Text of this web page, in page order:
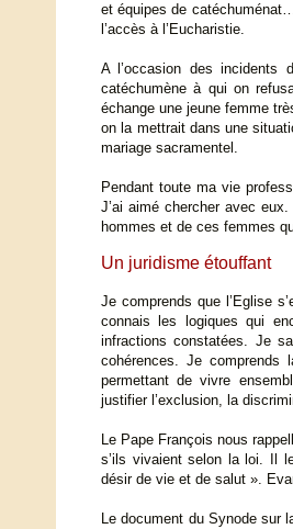
et équipes de
l’accès à l’Eucharistie.
A l’occasion des incidents
catéchumène à qui on
échange une jeune femme
on la mettrait dans une
mariage sacramentel.
Pendant toute ma vie
J’ai aimé chercher avec
hommes et de ces femmes
Un juridisme étouffant
Je comprends que l’Eglise
connais les logiques qui
infractions constatées. Je
cohérences. Je comprends
permettant de vivre
justifier l’exclusion, la
Le Pape François nous
s’ils vivaient selon la loi. Il
désir de vie et de salut ».
Le document du Synode sur